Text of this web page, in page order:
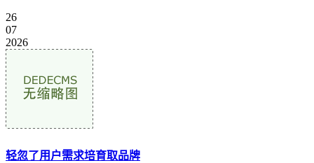
26
07
2026
轻忽了用户需求培育取品牌